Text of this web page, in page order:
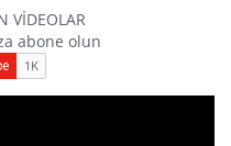
VİDEOLAR
abone olun